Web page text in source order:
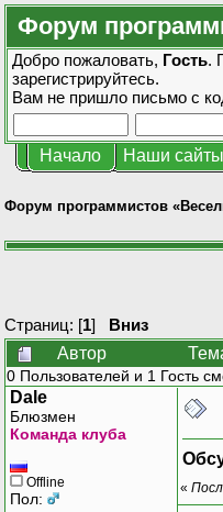
Форум
Добро пожаловать, Гость.
зарегистрируйтесь.
Вам не пришло письмо с
Начало Наши сайты
Форум программистов
Страниц: [1] Вниз
Автор
0 Пользователей и 1 Гость
Dale
Блюзмен
Команда клуба
Offline
Пол:
«